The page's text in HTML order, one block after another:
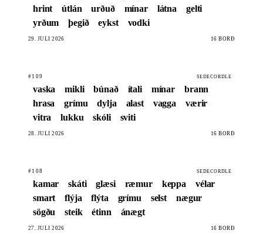
hrint
útlán urðuð mínar látna
gelti
yrðum
þegið eykst vodki
29. JÚLÍ 2026 16 BORÐ
#109 SEDECORDLE
vaska mikli búnað ítali mínar
brann
hrasa
grímu dylja alast vagga
værir
vitra
lukku skóli sviti
28. JÚLÍ 2026 16 BORÐ
#108 SEDECORDLE
kamar skáti glæsi ræmur keppa
vélar
smart
flýja flýta grímu selst
nægur
sögðu
steik étinn ánægt
27. JÚLÍ 2026 16 BORÐ